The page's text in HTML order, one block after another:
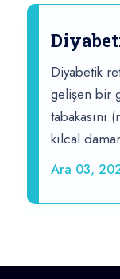
Diyabetik
gelişen bir
tabakasını
kılcal
Ara 03,